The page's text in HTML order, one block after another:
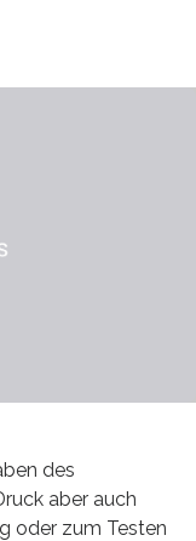
des
aber auch
oder zum Testen